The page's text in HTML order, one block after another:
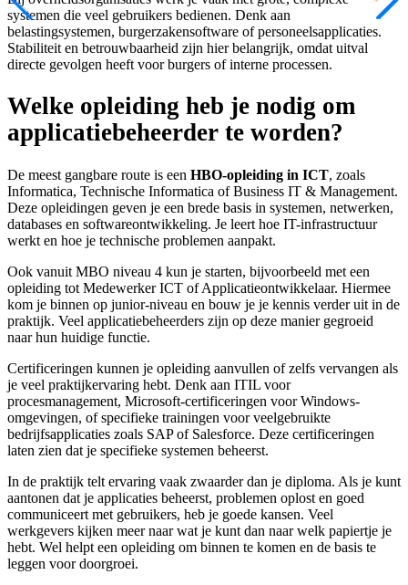
systemen die veel gebruikers bedienen. Denk aan
belastingsystemen, burgerzakensoftware of personeelsapplicaties.
Stabiliteit en betrouwbaarheid zijn hier belangrijk, omdat uitval
directe gevolgen heeft voor burgers of interne processen.
Welke opleiding heb je nodig om
applicatiebeheerder te worden?
De meest gangbare route is een HBO-opleiding in ICT, zoals
Informatica, Technische Informatica of Business IT & Management.
Deze opleidingen geven je een brede basis in systemen, netwerken,
databases en softwareontwikkeling. Je leert hoe IT-infrastructuur
werkt en hoe je technische problemen aanpakt.
Ook vanuit MBO niveau 4 kun je starten, bijvoorbeeld met een
opleiding tot Medewerker ICT of Applicatieontwikkelaar. Hiermee
kom je binnen op junior-niveau en bouw je je kennis verder uit in de
praktijk. Veel applicatiebeheerders zijn op deze manier gegroeid
naar hun huidige functie.
Certificeringen kunnen je opleiding aanvullen of zelfs vervangen als
je veel praktijkervaring hebt. Denk aan ITIL voor
procesmanagement, Microsoft-certificeringen voor Windows-
omgevingen, of specifieke trainingen voor veelgebruikte
bedrijfsapplicaties zoals SAP of Salesforce. Deze certificeringen
laten zien dat je specifieke systemen beheerst.
In de praktijk telt ervaring vaak zwaarder dan je diploma. Als je kunt
aantonen dat je applicaties beheerst, problemen oplost en goed
communiceert met gebruikers, heb je goede kansen. Veel
werkgevers kijken meer naar wat je kunt dan naar welk papiertje je
hebt. Wel helpt een opleiding om binnen te komen en de basis te
leggen voor doorgroei.